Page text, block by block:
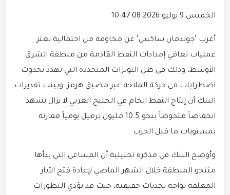
الخميس 9 يوليو 2026 10:47:08
أعرب "جولدمان ساكس" عن مخاوفه من احتمالية تعثر
عمليات تعافي إمدادات النفط القادمة من منطقة الشرق
الأوسط، وذلك في ظل التوترات المتجددة التي تهدد بحدوث
اضطرابات في حركة الملاحة عبر مضيق هرمز. وبينت تقديرات
البنك أن إنتاج النفط الخام في الخليج العربي لا يزال يشهد
انخفاضاً ملحوظاً بنحو 10.5 مليون برميل يومياً مقارنة
بمستويات ما قبل الحرب.
وأوضح البنك في مذكرة تحليلية أن المساعي التي بدأها
منتجو المنطقة خلال الشهر الماضي لإعادة فتح الآبار
المغلقة تواجه تحديات حقيقية، حيث قد تؤدي التطورات